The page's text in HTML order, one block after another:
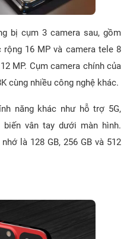
bị cụm 3 camera sau, gồm
rộng 16 MP và camera tele 8
MP. Cụm camera chính của
cùng nhiều công nghệ khác.
năng khác như hỗ trợ 5G,
vân tay dưới màn hình.
là 128 GB, 256 GB và 512